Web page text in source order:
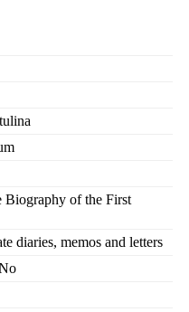
of the First
diaries, memos and letters